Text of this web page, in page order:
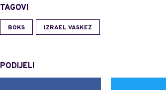
TAGOVI
BOKS IZRAEL VASKEZ
PODIJELI